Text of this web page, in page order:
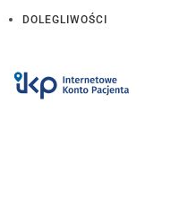
DOLEGLIWOŚCI